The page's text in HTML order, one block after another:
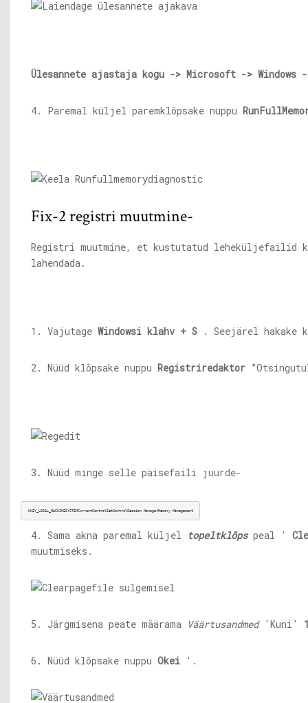
Ülesannete ajastaja kogu -> Microsoft -> Windows -
4. Paremal küljel paremklõpsake nuppu
Fix-2 registri muutmine-
Registri muutmine, et kustutatud leheküljefailid
lahendada.
1. Vajutage Windowsi klahv + S . Seejärel hakake
2. Nüüd klõpsake nuppu Registriredaktor
3. Nüüd minge selle päisefaili juurde-
HKEY_LOCAL_MACHINESYSTEMCurrentControlSetControlSession ManagerMemory Management
4. Sama akna paremal küljel topeltklõps peal '
muutmiseks.
5. Järgmisena peate määrama Väärtusandmed'Kuni'
6. Nüüd klõpsake nuppu Okei '.